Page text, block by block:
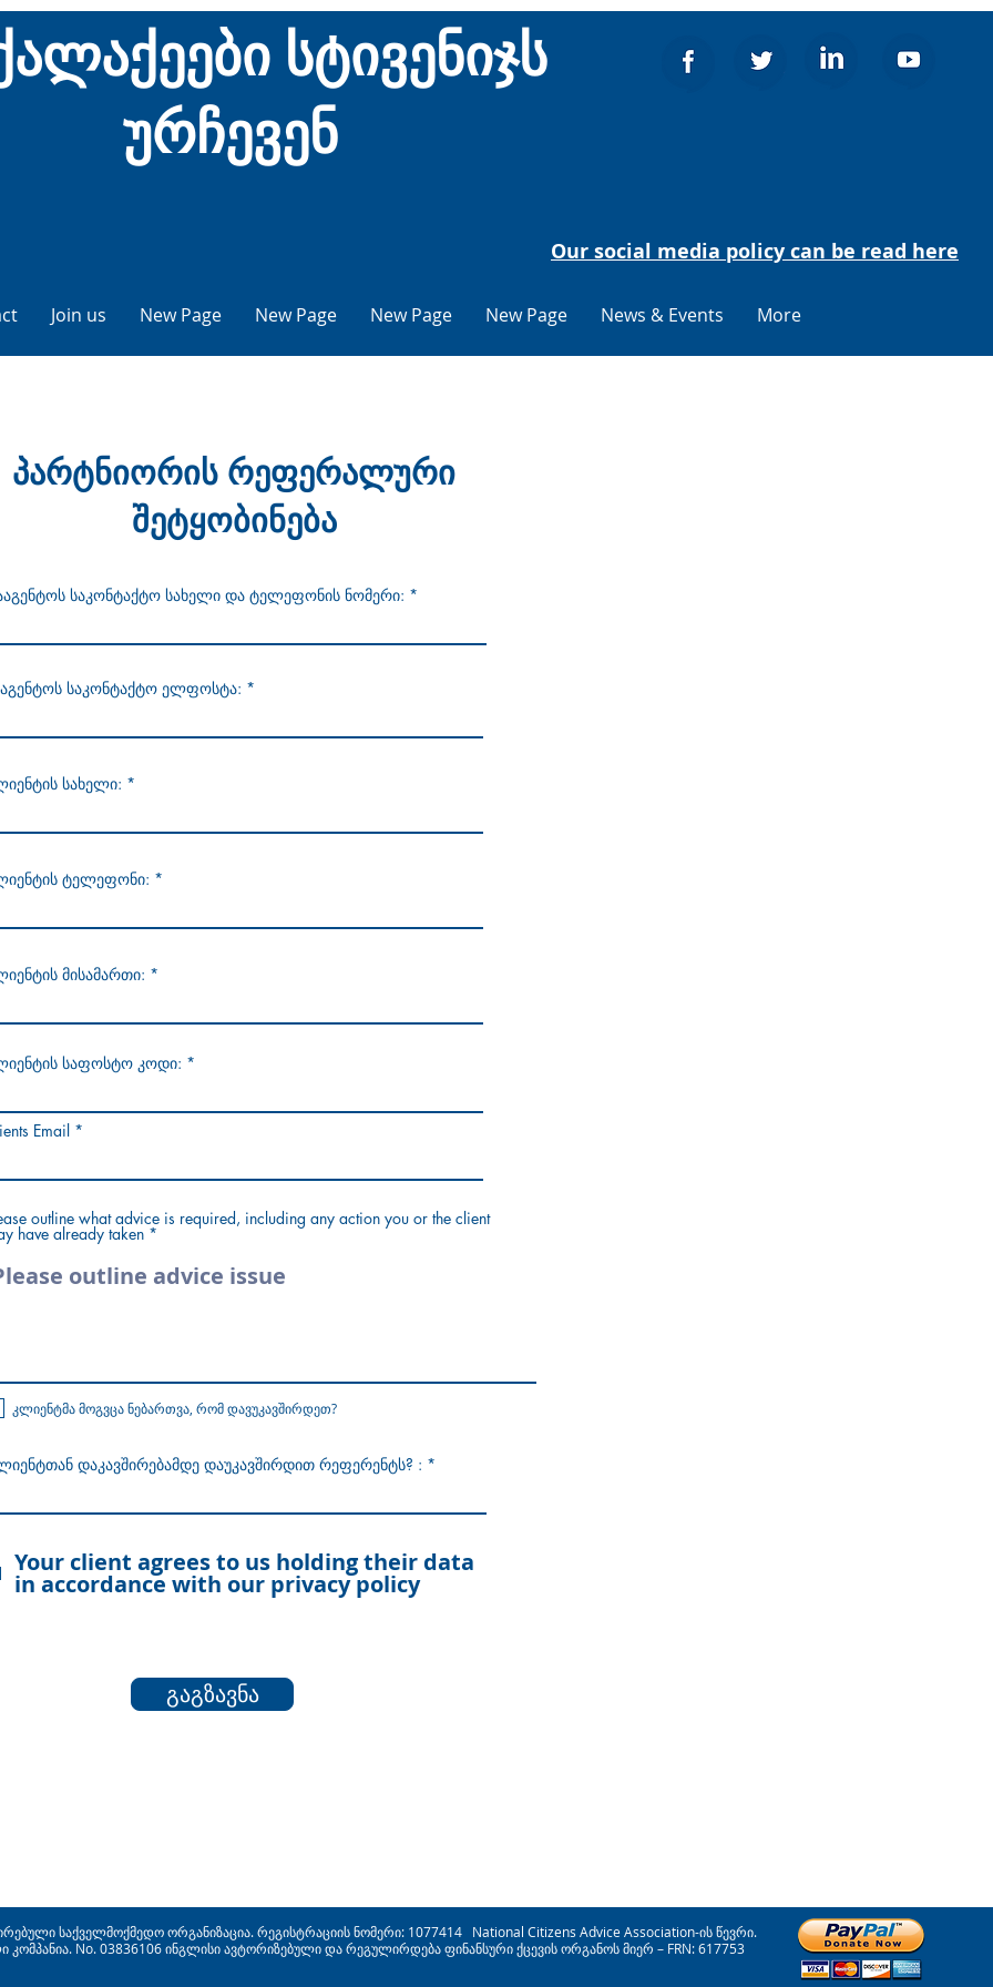
სტივენიჯს
ურჩევენ
Our social media policy can be read here
Join us New Page New Page New Page New Page News & Events More
პარტნიორის რეფერალური
შეტყობინება
საკონტაქტო სახელი და ტელეფონის ნომერი:
საკონტაქტო ელფოსტა:
სახელი:
ტელეფონი:
მისამართი:
საფოსტო კოდი:
Email
outline what advice is required, including any action you or the client
have already taken
კლიენტმა მოგვცა ნებართვა, რომ დავუკავშირდეთ?
დაკავშირებამდე დაუკავშირდით რეფერენტს? :
Your client agrees to us holding their data
in accordance with our privacy policy
გაგზავნა
საქველმოქმედო ორგანიზაცია. რეგისტრაციის ნომერი: 1077414 National Citizens Advice Association-ის წევრი.
No. 03836106 ინგლისი ავტორიზებული და რეგულირდება ფინანსური ქცევის ორგანოს მიერ – FRN: 617753